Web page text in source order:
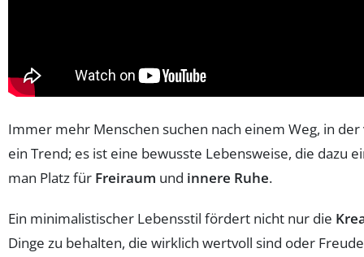
Immer mehr Menschen suchen nach einem Weg, in
ein Trend; es ist eine bewusste Lebensweise, die dazu
man Platz für Freiraum und innere Ruhe.
Ein minimalistischer Lebensstil fördert nicht nur die
Dinge zu behalten, die wirklich wertvoll sind oder